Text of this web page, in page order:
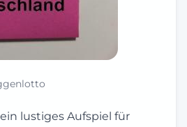
lustiges Aufspiel für